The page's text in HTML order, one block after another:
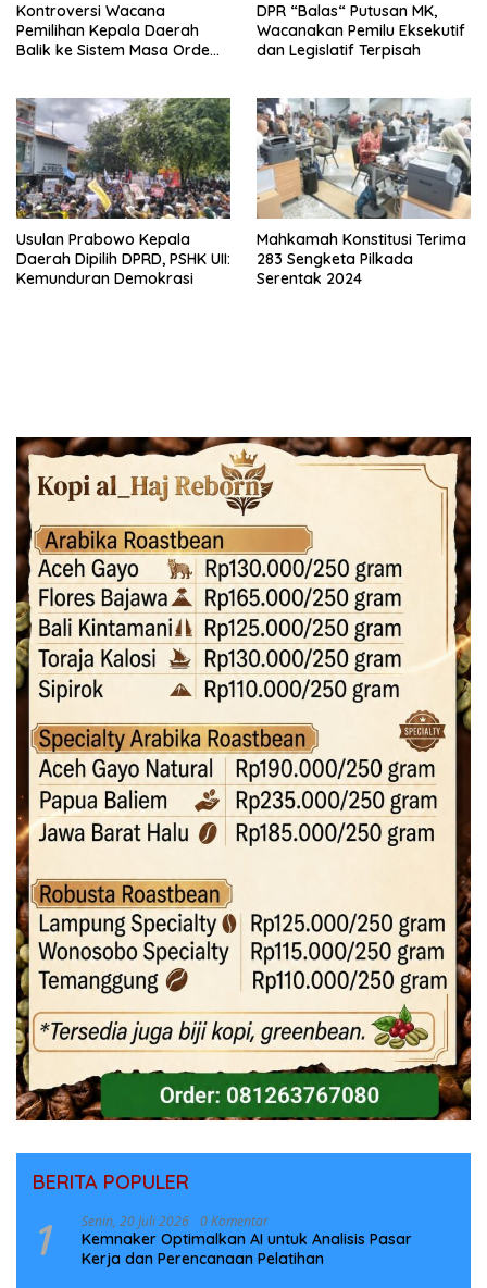
Kontroversi Wacana
Pemilihan Kepala Daerah
Balik ke Sistem Masa Orde
DPR “Balas“ Putusan MK,
Wacanakan Pemilu Eksekutif
dan Legislatif Terpisah
Usulan Prabowo Kepala
Daerah Dipilih DPRD, PSHK UII:
Kemunduran Demokrasi
Mahkamah Konstitusi Terima
283 Sengketa Pilkada
Serentak 2024
BERITA POPULER
1 Senin, 20 Juli 2026 0 Komentar
Kemnaker Optimalkan AI untuk Analisis Pasar
Kerja dan Perencanaan Pelatihan